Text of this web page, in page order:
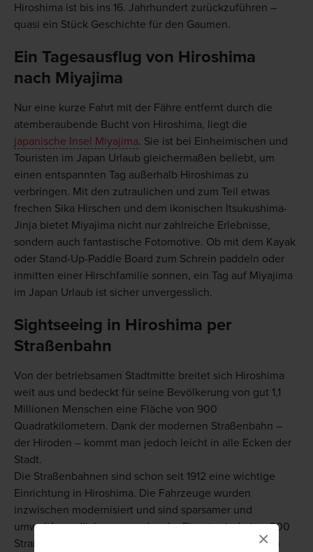
×
Hiroshima ist bis ins 16. Jahrhundert zurückzuführen –
quasi ein Stück Geschichte für den Gaumen.
Ein Tagesausflug von Hiroshima
nach Miyajima
Nur eine kurze Fahrt mit der Fähre entfernt durch die
atemberaubende Bucht von Hiroshima, liegt die
japanische Insel Miyajima. Sie ist bei Einheimischen und
Touristen im Japan Urlaub gleichermaßen beliebt, um
einen entspannten Tag außerhalb Hiroshimas zu
verbringen. Mit den zutraulichen und zum Teil etwas
frechen Sika Hirschen und dem ikonischen Itsukushima-
Jinja bietet Miyajima nicht nur zahlreiche Erlebnisse,
sondern auch fantastische Fotomotive. Ob mit dem Kayak
oder Stand-Up-Paddle Board zum Schrein paddeln oder
inmitten einer Hirschfamilie sonnen, ein Tag auf Miyajima
im Japan Urlaub ist sicher unvergesslich.
Sightseeing in Hiroshima per
Straßenbahn
Von der betriebsamen Stadtmitte breitet sich Hiroshima
weit aus und bedeckt für seine Bevölkerung von gut 1,1
Millionen Menschen eine Fläche von 900
Quadratkilometern. Dank der modernen Straßenbahn –
der Hiroden – kommt man jedoch leicht in alle Ecken der
Stadt.
Die Straßenbahnen sind schon seit 1912 eine wichtige
Einrichtung in Hiroshima. Die Fahrzeuge wurden
inzwischen modernisiert und sind sparsamer und
umweltfreundlicher geworden. Im Einsatz sind etwa 300
Straßenbahnen, mehr als in jeder anderen japanischen